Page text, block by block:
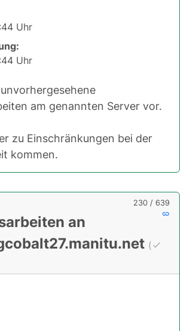
Uhr
Uhr
am genannten Server vor.
zu Einschränkungen bei der
kommen.
230 / 639
an
(